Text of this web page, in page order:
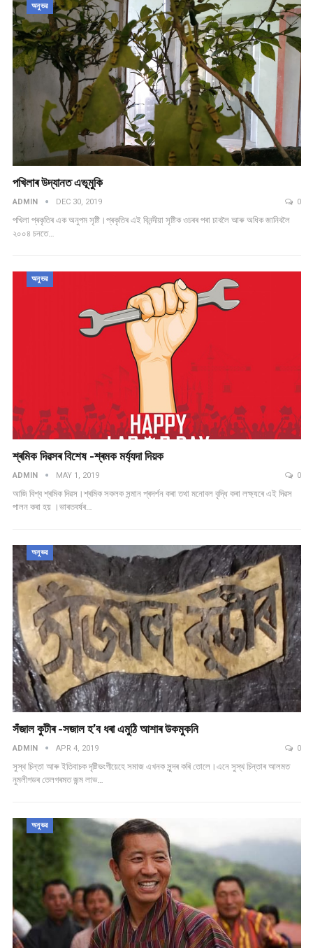
অনুভৱ
পখিলাৰ উদ্যানত এভূমুকি
ADMIN DEC 30, 2019 0
পখিলা প্ৰকৃতিৰ এক অনুপম সৃষ্টি।প্ৰকৃতিৰ এই বিনন্দীয়া সৃষ্টিক ওচৰৰ পৰা চাবলৈ আৰু অধিক জানিবলৈ
২০০৪ চনতে…
অনুভৱ
শ্ৰমিক দিৱসৰ বিশেষ -শ্ৰমক মৰ্য্যদা দিয়ক
ADMIN MAY 1, 2019 0
আজি বিশ্ব শ্ৰমিক দিৱস।শ্ৰমিক সকলক সন্মান প্ৰদৰ্শন কৰা তথা মনোবল বৃদ্ধি কৰা লক্ষ্যৰে এই দিৱস
পালন কৰা হয় ।ভাৰতবৰ্ষৰ…
অনুভৱ
সঁজাল কুটীৰ -সজাল হ’ব ধৰা এমুঠি আশাৰ উকমুকনি
ADMIN APR 4, 2019 0
সুস্থ চিন্তা আৰু ইতিবাচক দৃষ্টিভংগীয়েহে সমাজ এখনক সুন্দৰ কৰি তোলে।এনে সুস্থ চিন্তাৰ আলমত
নুমলীগডৰ তেলগৰমত জন্ম লাভ…
অনুভৱ